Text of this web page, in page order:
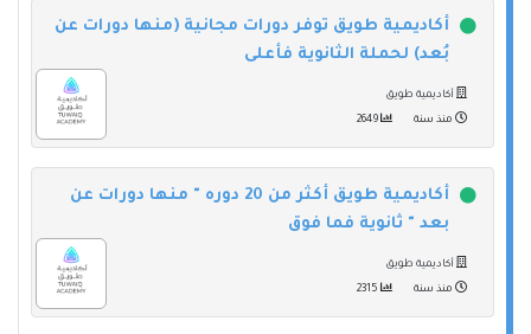
أكاديمية طويق توفر دورات مجانية (منها دورات عن
بُعد) لحملة الثانوية فأعلى
أكاديمية طويق
منذ سنة
أكاديمية طويق أكثر من 20 دوره " منها دورات عن
بعد " ثانوية فما فوق
أكاديمية طويق
منذ سنة